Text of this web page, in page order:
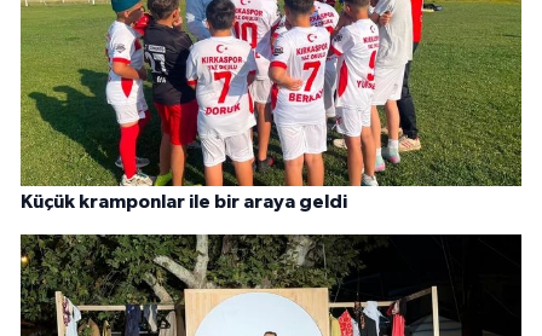
Küçük kramponlar ile bir araya geldi